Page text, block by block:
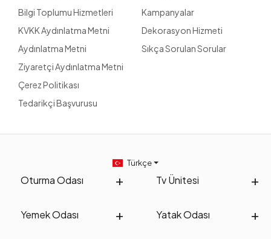
Bilgi Toplumu Hizmetleri
KVKK Aydınlatma Metni
Aydınlatma Metni
Ziyaretçi Aydınlatma Metni
Çerez Politikası
Tedarikçi Başvurusu
Kampanyalar
Dekorasyon Hizmeti
Sıkça Sorulan Sorular
Oturma Odası Tv Ünitesi
Yemek Odası Yatak Odası
Türkçe